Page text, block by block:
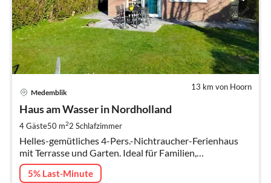
13 km von Hoorn
Medemblik
Haus am Wasser in Nordholland
4 Gäste50 m22 Schlafzimmer
Helles-gemütliches 4-Pers.-Nichtraucher-Ferienhaus
mit Terrasse und Garten. Ideal für Familien,
Angelfreunde und Vogelliebhaber/innen. Hauseigenes
Ruderboot.
5% Last-Minute